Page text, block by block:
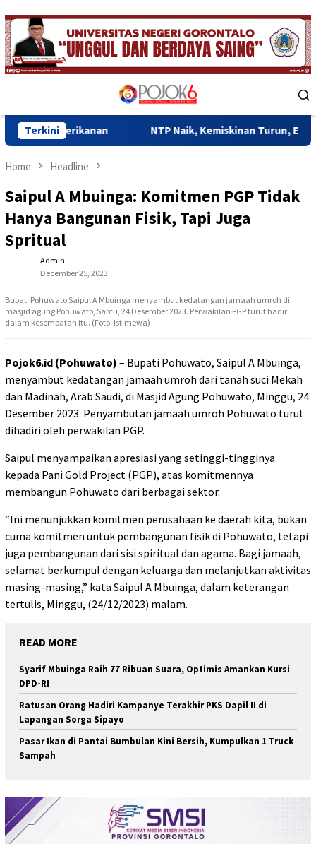
Skip
to
content
Menu
Terkini NTP Naik, Kemiskinan Turun, Ekonomi Gorontalo
Home Headline
Saipul A Mbuinga: Komitmen PGP Tidak
Hanya Bangunan Fisik, Tapi Juga
Spritual
Admin
December 25, 2023
Bupati Pohuwato Saipul A Mbuinga menyambut kedatangan jamaah umroh di
masjid agung Pohuwato, Sabtu, 24 Desember 2023. Perwakilan PGP turut hadir
dalam kesempatan itu. (Foto: Istimewa)
Pojok6.id (Pohuwato) – Bupati Pohuwato, Saipul A Mbuinga,
menyambut kedatangan jamaah umroh dari tanah suci Mekah
dan Madinah, Arab Saudi, di Masjid Agung Pohuwato, Minggu, 24
Desember 2023. Penyambutan jamaah umroh Pohuwato turut
dihadiri oleh perwakilan PGP.
Saipul menyampaikan apresiasi yang setinggi-tingginya
kepada Pani Gold Project (PGP), atas komitmennya
membangun Pohuwato dari berbagai sektor.
“Ini menunjukkan komitmen perusahaan ke daerah kita, bukan
cuma komitmen untuk pembangunan fisik di Pohuwato, tetapi
juga pembangunan dari sisi spiritual dan agama. Bagi jamaah,
selamat berkumpul dengan keluarga dan melanjutkan aktivitas
masing-masing,” kata Saipul A Mbuinga, dalam keterangan
tertulis, Minggu, (24/12/2023) malam.
READ MORE
Syarif Mbuinga Raih 77 Ribuan Suara, Optimis Amankan Kursi
DPD-RI
Ratusan Orang Hadiri Kampanye Terakhir PKS Dapil II di
Lapangan Sorga Sipayo
Pasar Ikan di Pantai Bumbulan Kini Bersih, Kumpulkan 1 Truck
Sampah